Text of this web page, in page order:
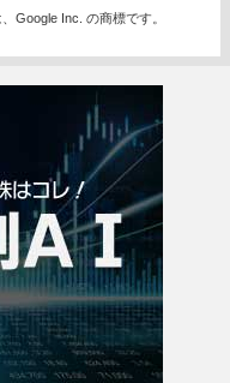
Google Inc. の商標です。